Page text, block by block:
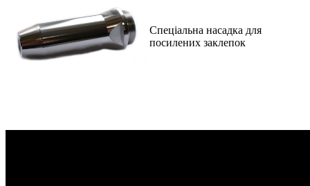
Спеціальна насадка для
посилених заклепок